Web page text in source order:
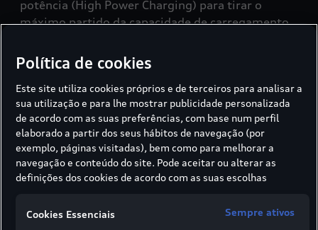
potência (High Power Charging) para tirar o
máximo partido da capacidade de carregamento
Charge², basta ligar o cabo e carregar de forma
cómoda - sem cartão nem aplicação.
Chegar sem recarregar. Até
578km (WLTP)4,5
Política de cookies
Este site utiliza cookies próprios e de terceiros para analisar a
sua utilização e para lhe mostrar publicidade personalizada
de acordo com as suas preferências, com base num perfil
elaborado a partir dos seus hábitos de navegação (por
exemplo, páginas visitadas), bem como para melhorar a
navegação e conteúdo do site. Pode aceitar ou alterar as
definições dos cookies de acordo com as suas escolhas
informações sobre como a SIVA recolhe e trata cookies,
consulte a Política de cookies
Cookies Essenciais Sempre ativos